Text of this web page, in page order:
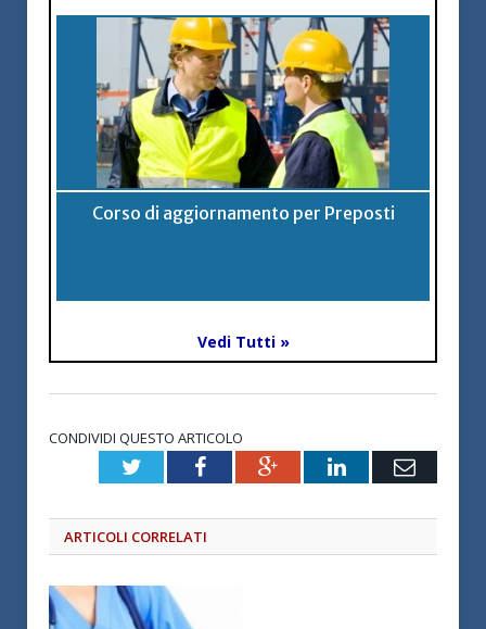
Corso di aggiornamento per Preposti
Vedi Tutti »
CONDIVIDI QUESTO ARTICOLO
TwitterFacebookGoogle+LinkedInEmail
ARTICOLI CORRELATI